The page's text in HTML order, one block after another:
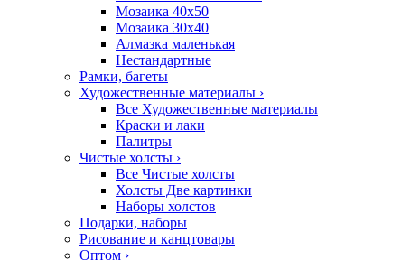
Мозаика 40x50
Мозаика 30x40
Алмазка маленькая
Нестандартные
Рамки, багеты
Художественные материалы ›
Все Художественные материалы
Краски и лаки
Палитры
Чистые холсты ›
Все Чистые холсты
Холсты Две картинки
Наборы холстов
Подарки, наборы
Рисование и канцтовары
Оптом ›